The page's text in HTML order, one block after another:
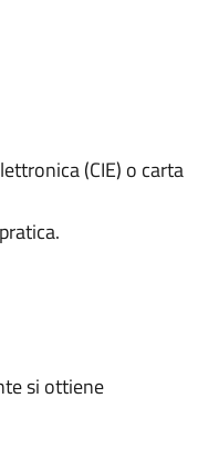
(CIE) o carta
si ottiene